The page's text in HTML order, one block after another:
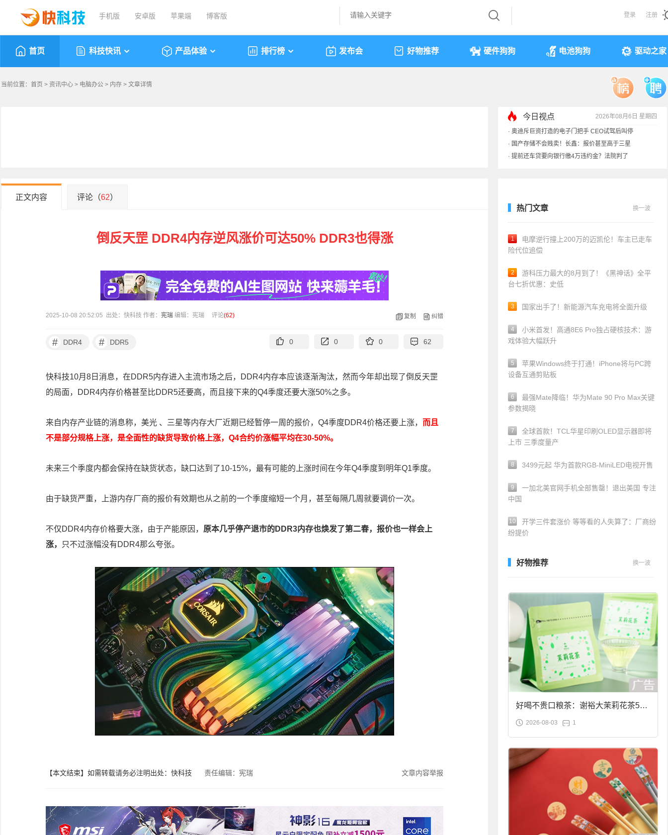
手机版 安卓版 苹果端 博客版 登录 注册
首页 科技快讯 产品体验 排行榜 发布会 好物推荐 硬件狗狗 电池狗狗 驱动之家
当前位置： 首页 > 资讯中心 > 电脑办公 > 内存 > 文章详情
今日视点 2026年08月6日 星期四
· 奥迪斥巨资打造的电子门把手 CEO试驾后叫停
· 国产存储不会贱卖！长鑫：报价甚至高于三星
· 提前还车贷要向银行缴4万违约金？法院判了
正文内容 评论（62）
倒反天罡 DDR4内存逆风涨价可达50% DDR3也得涨
2025-10-08 20:52:05 出处：快科技 作者： 宪瑞 编辑：宪瑞 评论(62) 复制 纠错
# DDR4 # DDR5 0 0 0 62
快科技10月8日消息，在DDR5内存进入主流市场之后，DDR4内存本应该逐渐淘汰，然而今年却出现了倒反天罡
的局面，DDR4内存价格甚至比DDR5还要高，而且接下来的Q4季度还要大涨50%之多。
来自内存产业链的消息称，美光 、三星等内存大厂近期已经暂停一周的报价，Q4季度DDR4价格还要上涨， 而且
不是部分规格上涨，是全面性的缺货导致价格上涨，Q4合约价涨幅平均在30-50%。
未来三个季度内都会保持在缺货状态，缺口达到了10-15%，最有可能的上涨时间在今年Q4季度到明年Q1季度。
由于缺货严重，上游内存厂商的报价有效期也从之前的一个季度缩短一个月，甚至每隔几周就要调价一次。
不仅DDR4内存价格要大涨，由于产能原因， 原本几乎停产退市的DDR3内存也焕发了第二春，报价也一样会上
涨，
只不过涨幅没有DDR4那么夸张。
【本文结束】如需转载请务必注明出处：快科技 责任编辑：宪瑞 文章内容举报
热门文章 换一波
1
电摩逆行撞上200万的迈凯伦！车主已走车
险代位追偿
2
游科压力最大的8月到了！《黑神话》全平
台七折优惠：史低
3 国家出手了！新能源汽车充电将全面升级
4
小米首发！高通8E6 Pro独占硬核技术：游
戏体验大幅跃升
5
苹果Windows终于打通！iPhone将与PC跨
设备互通剪贴板
6
最强Mate降临！华为Mate 90 Pro Max关键
参数揭晓
7
全球首款！TCL华星印刷OLED显示器即将
上市 三季度量产
8 3499元起 华为首款RGB-MiniLED电视开售
9
一加北美官网手机全部售罄！退出美国 专注
中国
10
开学三件套涨价 等等看的人失算了：厂商纷
纷提价
好物推荐 换一波
好喝不贵口粮茶：谢裕大茉莉花茶50g
袋装9.9元到手
2026-08-03 1